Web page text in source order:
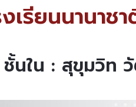
งเรียนนานา
นใน : สุขุมวิท